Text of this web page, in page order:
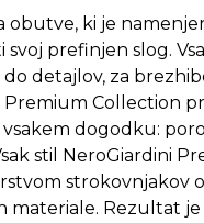
ki je
prefinjen slog.
detajlov, za
Collection
dogodku:
stil NeroGiardini
strokovnjakov
materiale. Rezultat